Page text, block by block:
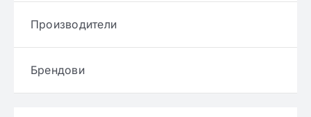
Производители
Брендови